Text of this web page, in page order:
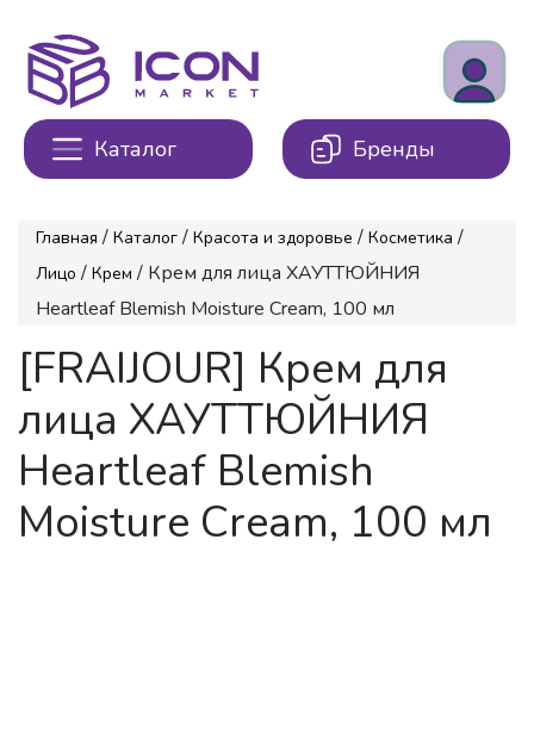
Каталог Бренды
Главная / Каталог / Красота и здоровье / Косметика /
Лицо / Крем / Крем для лица ХАУТТЮЙНИЯ
Heartleaf Blemish Moisture Cream, 100 мл
[FRAIJOUR] Крем для
лица ХАУТТЮЙНИЯ
Heartleaf Blemish
Moisture Cream, 100 мл